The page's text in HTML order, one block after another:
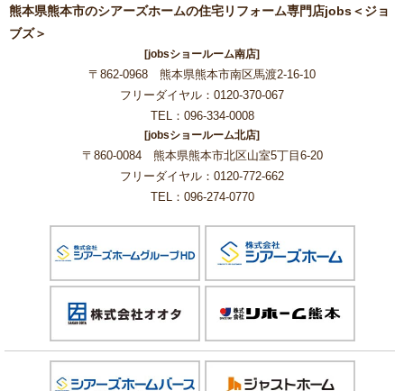
熊本県熊本市のシアーズホームの住宅リフォーム専門店jobs＜ジョ
ブズ＞
[jobsショールーム南店]
〒862-0968 熊本県熊本市南区馬渡2-16-10
フリーダイヤル：0120-370-067
TEL：096-334-0008
[jobsショールーム北店]
〒860-0084 熊本県熊本市北区山室5丁目6-20
フリーダイヤル：0120-772-662
TEL：096-274-0770